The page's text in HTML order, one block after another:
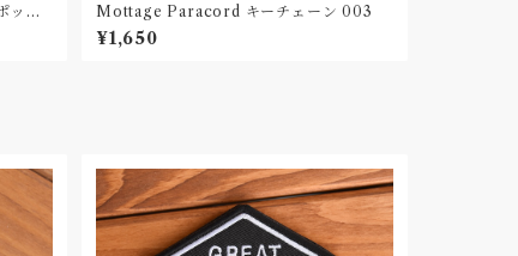
ット
Mottage Paracord キーチェーン 003
¥1,650